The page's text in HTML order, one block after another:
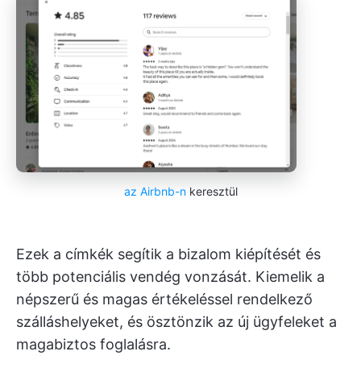
az Airbnb-nkeresztül
Ezek a címkék segítik a bizalom kiépítését és
több potenciális vendég vonzását. Kiemelik a
népszerű és magas értékeléssel rendelkező
szálláshelyeket, és ösztönzik az új ügyfeleket a
magabiztos foglalásra.